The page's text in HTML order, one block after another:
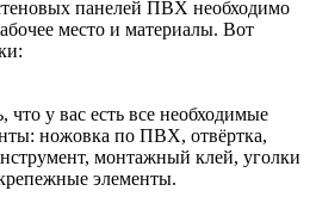
панелей ПВХ необходимо
место и материалы. Вот
что у вас есть все необходимые
ножовка по ПВХ, отвёртка,
монтажный клей, уголки
элементы.